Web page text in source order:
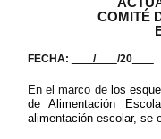
COMITÉ
FECHA: / /20
En el marco de los
de Alimentación
alimentación escolar, se